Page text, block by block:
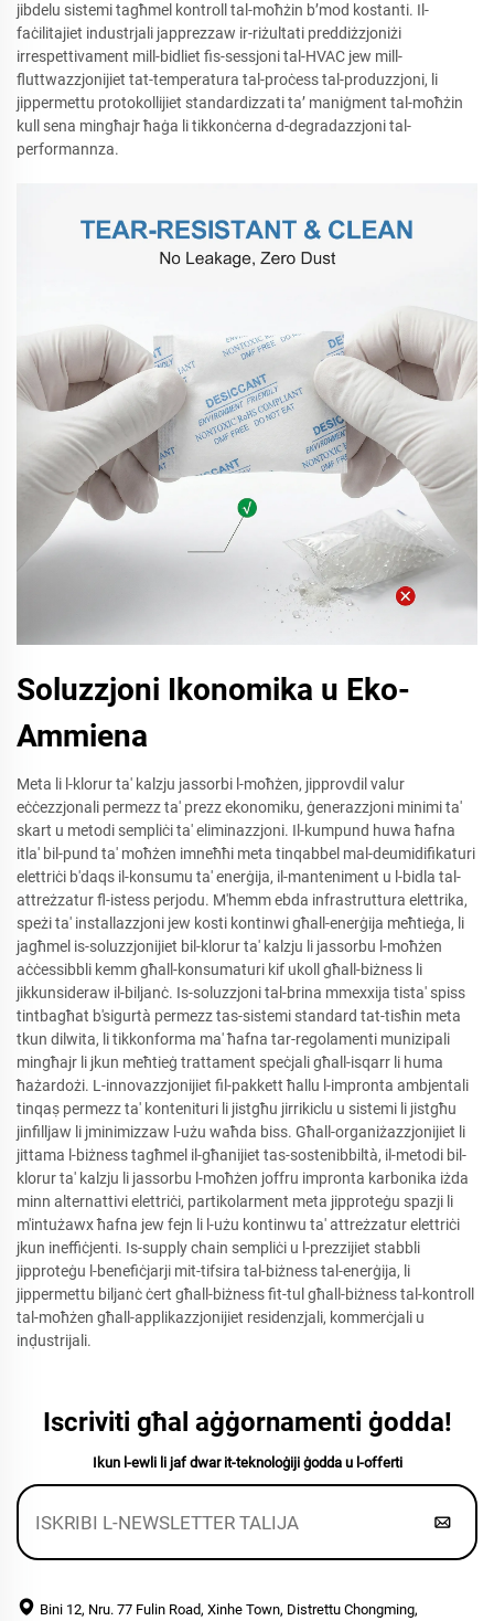
jibdelu sistemi tagħmel kontroll tal-moħżin b’mod kostanti. Il-
faċilitajiet industrjali japprezzaw ir-riżultati preddiżzjoniżi
irrespettivament mill-bidliet fis-sessjoni tal-HVAC jew mill-
fluttwazzjonijiet tat-temperatura tal-proċess tal-produzzjoni, li
jippermettu protokollijiet standardizzati ta’ maniġment tal-moħżin
kull sena mingħajr ħaġa li tikkonċerna d-degradazzjoni tal-
performannza.
Soluzzjoni Ikonomika u Eko-
Ammiena
Meta li l-klorur ta' kalzju jassorbi l-moħżen, jipprovdil valur
eċċezzjonali permezz ta' prezz ekonomiku, ġenerazzjoni minimi ta'
skart u metodi sempliċi ta' eliminazzjoni. Il-kumpund huwa ħafna
itla' bil-pund ta' moħżen imneħħi meta tinqabbel mal-deumidifikaturi
elettriċi b'daqs il-konsumu ta' enerġija, il-manteniment u l-bidla tal-
attreżzatur fl-istess perjodu. M'hemm ebda infrastruttura elettrika,
speżi ta' installazzjoni jew kosti kontinwi għall-enerġija meħtieġa, li
jagħmel is-soluzzjonijiet bil-klorur ta' kalzju li jassorbu l-moħżen
aċċessibbli kemm għall-konsumaturi kif ukoll għall-biżness li
jikkunsideraw il-biljanċ. Is-soluzzjoni tal-brina mmexxija tista' spiss
tintbagħat b'sigurtà permezz tas-sistemi standard tat-tisħin meta
tkun dilwita, li tikkonforma ma' ħafna tar-regolamenti munizipali
mingħajr li jkun meħtieġ trattament speċjali għall-isqarr li huma
ħażardożi. L-innovazzjonijiet fil-pakkett ħallu l-impronta ambjentali
tinqaṣ permezz ta' kontenituri li jistgħu jirrikiclu u sistemi li jistgħu
jinfilljaw li jminimizzaw l-użu waħda biss. Għall-organiżazzjonijiet li
jittama l-biżness tagħmel il-għanijiet tas-sostenibbiltà, il-metodi bil-
klorur ta' kalzju li jassorbu l-moħżen joffru impronta karbonika iżda
minn alternattivi elettriċi, partikolarment meta jipproteġu spazji li
m'intużawx ħafna jew fejn li l-użu kontinwu ta' attreżzatur elettriċi
jkun ineffiċjenti. Is-supply chain sempliċi u l-prezzijiet stabbli
jipproteġu l-benefiċjarji mit-tifsira tal-biżness tal-enerġija, li
jippermettu biljanċ ċert għall-biżness fit-tul għall-biżness tal-kontroll
tal-moħżen għall-applikazzjonijiet residenzjali, kommerċjali u
inḍustrijali.
Iscriviti għal aġġornamenti ġodda!
Ikun l-ewli li jaf dwar it-teknoloġiji ġodda u l-offerti
Bini 12, Nru. 77 Fulin Road, Xinhe Town, Distrettu Chongming,